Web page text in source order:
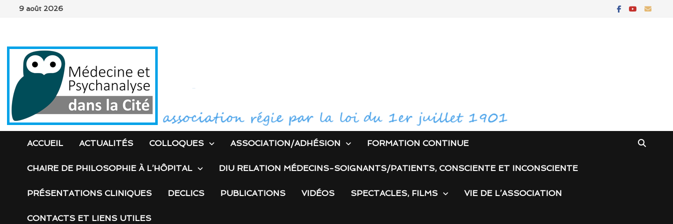
Passer9 août 2026
ACCUEIL ACTUALITÉS COLLOQUES ASSOCIATION/ADHÉSION FORMATION CONTINUE
CHAIRE DE PHILOSOPHIE À L’HÔPITAL DIU RELATION MÉDECINS-SOIGNANTS/PATIENTS, CONSCIENTE ET INCONSCIENTE
PRÉSENTATIONS CLINIQUES DECLICS PUBLICATIONS VIDÉOS SPECTACLES, FILMS VIE DE L’ASSOCIATION
CONTACTS ET LIENS UTILES